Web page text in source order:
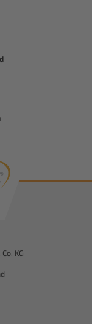
KG